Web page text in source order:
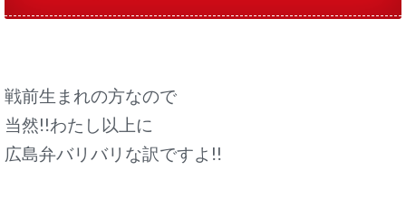
戦前生まれの方なので
当然!!わたし以上に
広島弁バリバリな訳ですよ!!